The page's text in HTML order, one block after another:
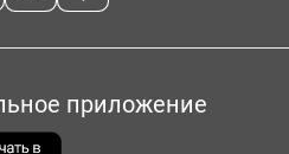
приложение